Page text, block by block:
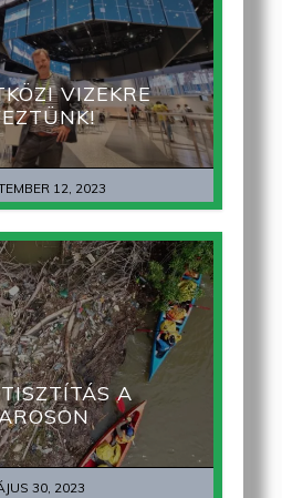
12, 2023
VIZEKRE
30, 2023
A